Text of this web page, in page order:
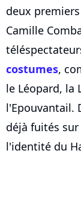
deux
Camille
costumes,
le Léopard, la
l'Epouvantail.
déjà fuités
l'identité du